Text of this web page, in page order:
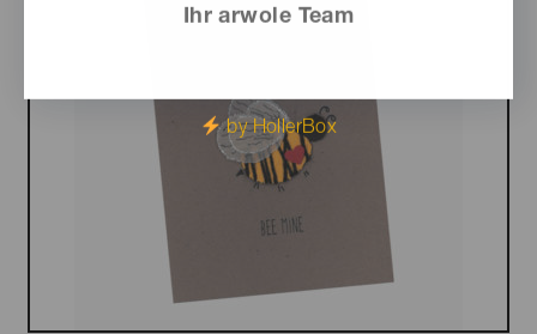
Ihr arwole Team
by HollerBox